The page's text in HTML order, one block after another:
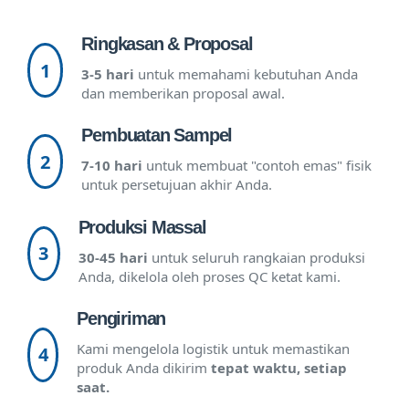
1
Ringkasan & Proposal
3-5 hari untuk memahami kebutuhan Anda
dan memberikan proposal awal.
2
Pembuatan Sampel
7-10 hari untuk membuat "contoh emas" fisik
untuk persetujuan akhir Anda.
3
Produksi Massal
30-45 hari untuk seluruh rangkaian produksi
Anda, dikelola oleh proses QC ketat kami.
4
Pengiriman
Kami mengelola logistik untuk memastikan
produk Anda dikirimtepat waktu, setiap
saat.